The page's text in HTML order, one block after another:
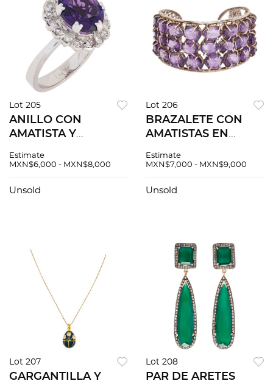
Lot 205
ANILLO CON
AMATISTA Y
PLATA PALADIO.
~0.08 ct y una
Estimate
MXN$6,000 - MXN$8,000
Unsold
Lot 206
BRAZALETE CON
AMATISTAS EN
corte oval ~160.0 ct
Estimate
MXN$7,000 - MXN$9,000
Unsold
Lot 207
GARGANTILLA Y
Lot 208
PAR DE ARETES